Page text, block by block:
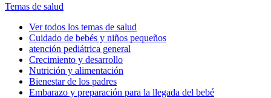
Temas de salud
Ver todos los temas de salud
Cuidado de bebés y niños pequeños
atención pediátrica general
Crecimiento y desarrollo
Nutrición y alimentación
Bienestar de los padres
Embarazo y preparación para la llegada del bebé